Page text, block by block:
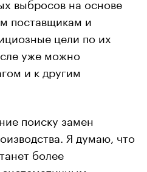
поставщикам и
цели по их
уже можно
и к другим
поиску замен
Я думаю, что
более